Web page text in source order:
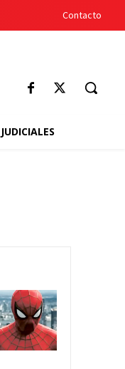
Contacto